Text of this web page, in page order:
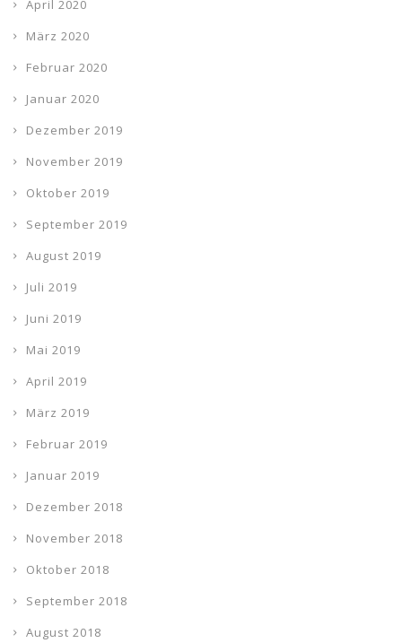
April 2020
März 2020
Februar 2020
Januar 2020
Dezember 2019
November 2019
Oktober 2019
September 2019
August 2019
Juli 2019
Juni 2019
Mai 2019
April 2019
März 2019
Februar 2019
Januar 2019
Dezember 2018
November 2018
Oktober 2018
September 2018
August 2018